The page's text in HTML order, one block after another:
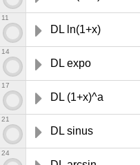
DL ln(1+x)
11
DL expo
14
DL (1+x)^a
17
DL sinus
21
24